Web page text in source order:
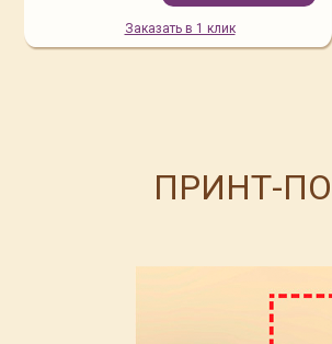
Заказать в 1 клик
ПРИНТ-